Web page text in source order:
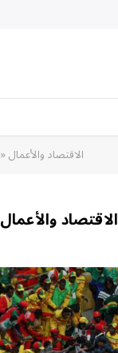
»الاقتصاد والأعمال
الاقتصاد والأعمال